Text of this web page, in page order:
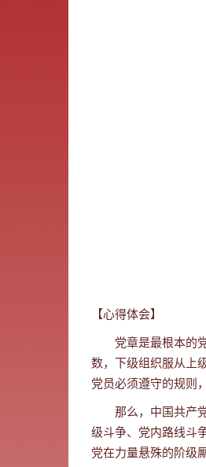
【心得体会】
党章是最根本的
数，下级组织服从上
党员必须遵守的规则
那么，中国共产
级斗争、党内路线斗
党在力量悬殊的阶级